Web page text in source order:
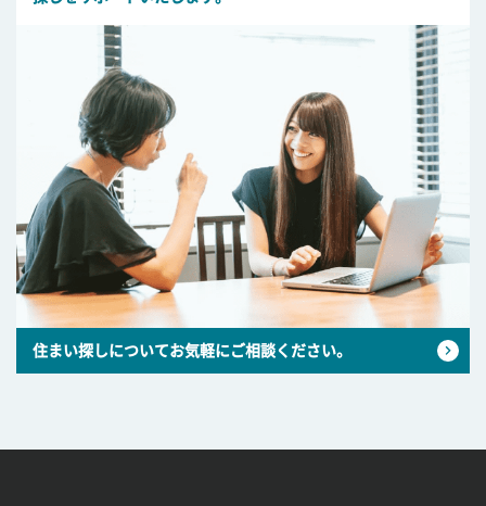
住まい探しについてお気軽にご相談ください。